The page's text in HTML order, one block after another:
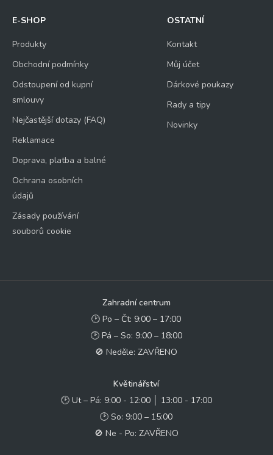
E-SHOP
Produkty
Obchodní podmínky
Odstoupení od kupní
smlouvy
Nejčastější dotazy (FAQ)
Reklamace
Doprava, platba a balné
Ochrana osobních
údajů
Zásady používání
souborů cookie
OSTATNÍ
Kontakt
Můj účet
Dárkové poukazy
Rady a tipy
Novinky
Zahradní centrum
🕑 Po – Čt: 9:00 – 17:00
🕑 Pá – So: 9:00 – 18:00
🚫 Neděle: ZAVŘENO
Květinářství
🕑 Ut – Pá: 9:00 - 12:00 │ 13:00 - 17:00
🕑 So: 9:00 – 15:00
🚫 Ne - Po: ZAVŘENO